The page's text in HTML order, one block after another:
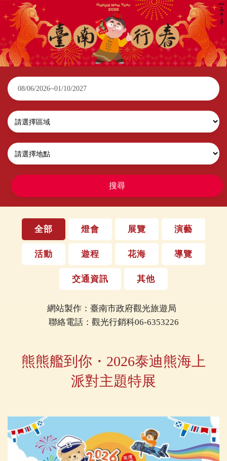
2026臺南行春
搜尋
全部 燈會 展覽 演藝
活動 遊程 花海 導覽
交通資訊 其他
網站製作：臺南市政府觀光旅遊局
聯絡電話：觀光行銷科06-6353226
熊熊艦到你・2026泰迪熊海上
派對主題特展